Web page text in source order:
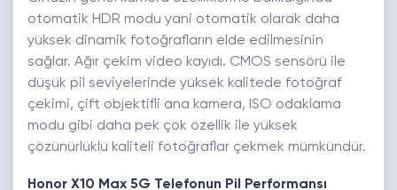
otomatik HDR modu yani otomatik olarak daha
yüksek dinamik fotoğrafların elde edilmesinin
sağlar. Ağır çekim video kayıdı. CMOS sensörü ile
düşük pil seviyelerinde yüksek kalitede fotoğraf
çekimi, çift objektifli ana kamera, ISO odaklama
modu gibi daha pek çok özellik ile yüksek
çözünürlüklü kaliteli fotoğraflar çekmek mümkündür.
Honor X10 Max 5G Telefonun Pil Performansı